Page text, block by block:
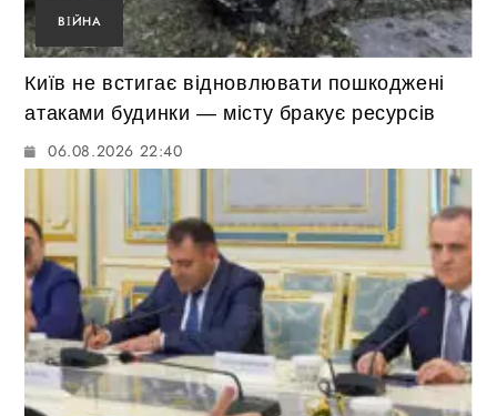
ВІЙНА
Київ не встигає відновлювати пошкоджені
атаками будинки — місту бракує ресурсів
06.08.2026 22:40